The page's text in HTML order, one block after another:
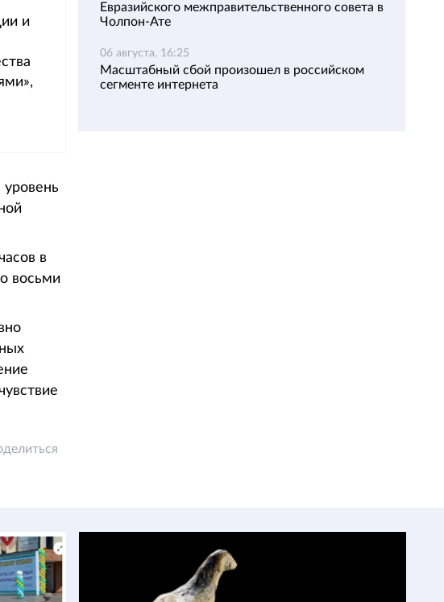
и
в
восьми
Евразийского межправительственного совета в
Чолпон-Ате
06 августа, 16:25
Масштабный сбой произошел в российском
сегменте интернета